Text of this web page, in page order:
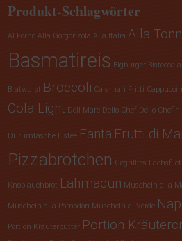
Produkt-Schlagwörter
Al Forno Alla Gorgonzola Alla Italia Alla
Basmatireis Bigburger Bistecca
Bratwurst Broccoli Calamari Fritti
Cola Light Dell Mare Dello Chef Dello Chefin
Dürümtasche Eistee Fanta Frutti di
Pizzabrötchen Gegrilltes Lachsfilet
Knoblauchbrot Lahmacun Muscheln alla
Muscheln alla Pomodori Muscheln al Verde
Portion Kräuterbutter Portion